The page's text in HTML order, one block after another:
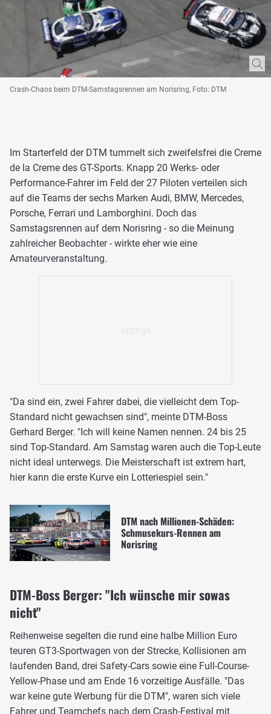
Crash-Chaos beim DTM-Samstagsrennen am Norisring, Foto: DTM
Im Starterfeld der DTM tummelt sich zweifelsfrei die Creme
de la Creme des GT-Sports. Knapp 20 Werks- oder
Performance-Fahrer im Feld der 27 Piloten verteilen sich
auf die Teams der sechs Marken Audi, BMW, Mercedes,
Porsche, Ferrari und Lamborghini. Doch das
Samstagsrennen auf dem Norisring - so die Meinung
zahlreicher Beobachter - wirkte eher wie eine
Amateurveranstaltung.
"Da sind ein, zwei Fahrer dabei, die vielleicht dem Top-
Standard nicht gewachsen sind", meinte DTM-Boss
Gerhard Berger. "Ich will keine Namen nennen. 24 bis 25
sind Top-Standard. Am Samstag waren auch die Top-Leute
nicht ideal unterwegs. Die Meisterschaft ist extrem hart,
hier kann die erste Kurve ein Lotteriespiel sein."
DTM nach Millionen-Schäden:
Schmusekurs-Rennen am
Norisring
DTM-Boss Berger: "Ich wünsche mir sowas
nicht"
Reihenweise segelten die rund eine halbe Million Euro
teuren GT3-Sportwagen von der Strecke, Kollisionen am
laufenden Band, drei Safety-Cars sowie eine Full-Course-
Yellow-Phase und am Ende 16 vorzeitige Ausfälle. "Das
war keine gute Werbung für die DTM", waren sich viele
Fahrer und Teamchefs nach dem Crash-Festival mit